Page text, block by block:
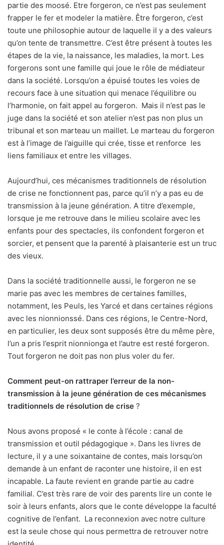
partie des moosé. Etre forgeron, ce n’est pas seulement
frapper le fer et modeler la matière. Être forgeron, c’est
toute une philosophie autour de laquelle il y a des valeurs
qu’on tente de transmettre. C’est être présent à toutes les
étapes de la vie, la naissance, les maladies, la mort. Les
forgerons sont une famille qui joue le rôle de médiateur
dans la société. Lorsqu’on a épuisé toutes les voies de
recours face à une situation qui menace l’équilibre ou
l’harmonie, on fait appel au forgeron. Mais il n’est pas le
juge dans la société et son atelier n’est pas non plus un
tribunal et son marteau un maillet. Le marteau du forgeron
est à l’image de l’aiguille qui crée, tisse et renforce les
liens familiaux et entre les villages.
Aujourd’hui, ces mécanismes traditionnels de résolution
de crise ne fonctionnent pas, parce qu’il n’y a pas eu de
transmission à la jeune génération. A titre d’exemple,
lorsque je me retrouve dans le milieu scolaire avec les
enfants pour des spectacles, ils confondent forgeron et
sorcier, et pensent que la parenté à plaisanterie est un truc
des vieux.
Dans la société traditionnelle aussi, le forgeron ne se
marie pas avec les membres de certaines familles,
notamment, les Peuls, les Yarcé et dans certaines régions
avec les nionnionssé. Dans ces régions, le Centre-Nord,
en particulier, les deux sont supposés être du même père,
l’un a pris l’esprit nionnionga et l’autre est resté forgeron.
Tout forgeron ne doit pas non plus voler du fer.
Comment peut-on rattraper l’erreur de la non-
transmission à la jeune génération de ces mécanismes
traditionnels de résolution de crise ?
Nous avons proposé « le conte à l’école : canal de
transmission et outil pédagogique ». Dans les livres de
lecture, il y a une soixantaine de contes, mais lorsqu’on
demande à un enfant de raconter une histoire, il en est
incapable. La faute revient en grande partie au cadre
familial. C’est très rare de voir des parents lire un conte le
soir à leurs enfants, alors que le conte développe la faculté
cognitive de l’enfant. La reconnexion avec notre culture
est la seule chose qui nous permettra de retrouver notre